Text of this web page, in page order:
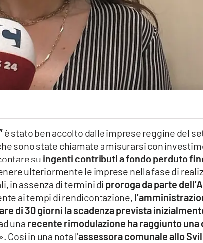
è stato ben accolto dalle imprese reggine del
sono state chiamate a misurarsi con
su ingenti contributi a fondo perduto
ulteriormente le imprese nella fase di
in assenza di termini di proroga da parte
ai tempi di rendicontazione,
di 30 giorni la scadenza prevista
una recente rimodulazione ha raggiunto una
». Cosi in una nota l’assessora comunale allo